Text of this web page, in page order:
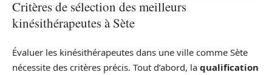
Critères de sélection des meilleurs
kinésithérapeutes à Sète
Évaluer les kinésithérapeutes dans une ville comme Sète
nécessite des critères précis. Tout d’abord, la qualification